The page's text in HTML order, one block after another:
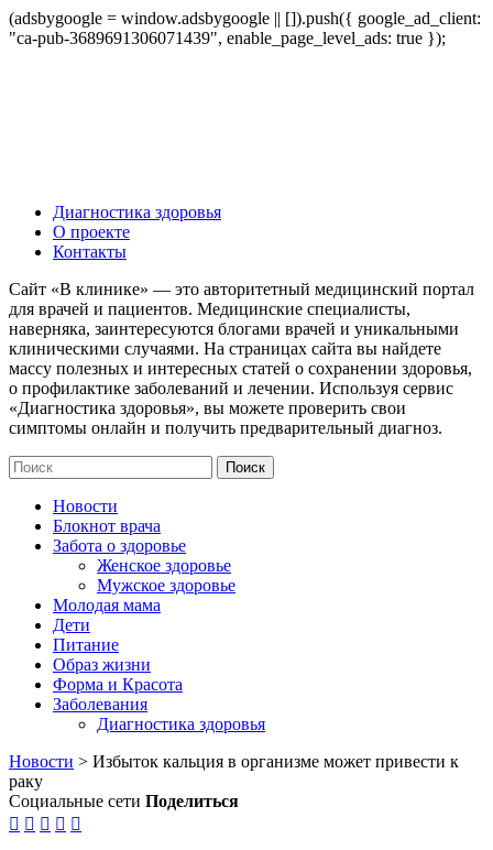
(adsbygoogle = window.adsbygoogle || []).push({ google_ad_client:
"ca-pub-3689691306071439", enable_page_level_ads: true });
Диагностика здоровья
О проекте
Контакты
Сайт «В клинике» — это авторитетный медицинский портал
для врачей и пациентов. Медицинские специалисты,
наверняка, заинтересуются блогами врачей и уникальными
клиническими случаями. На страницах сайта вы найдете
массу полезных и интересных статей о сохранении здоровья,
о профилактике заболеваний и лечении. Используя сервис
«Диагностика здоровья», вы можете проверить свои
симптомы онлайн и получить предварительный диагноз.
Новости
Блокнот врача
Забота о здоровье
Женское здоровье
Мужское здоровье
Молодая мама
Дети
Питание
Образ жизни
Форма и Красота
Заболевания
Диагностика здоровья
Новости > Избыток кальция в организме может привести к
раку
Социальные сети Поделиться
    